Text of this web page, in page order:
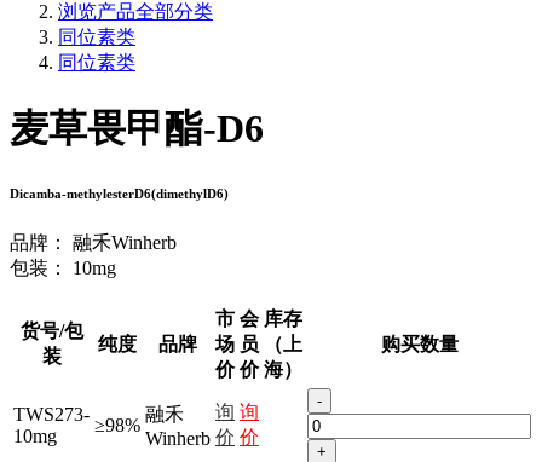
浏览产品全部分类
同位素类
同位素类
麦草畏甲酯-D6
Dicamba-methylesterD6(dimethylD6)
品牌：
融禾Winherb
包装：
10mg
货号/包
装
纯度 品牌
市
场
价
会
员
价
库存
（上
海）
购买数量
TWS273-
10mg
≥98%
融禾
Winherb
询
价
询
价
-
+